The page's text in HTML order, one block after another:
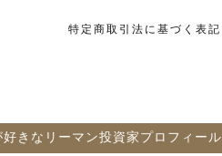
特定商取引法に基づく表記
好きなリーマン投資家プロフィール